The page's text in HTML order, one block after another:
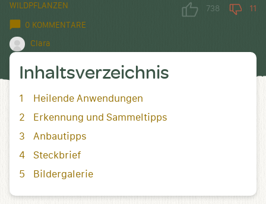
WILDPFLANZEN
0 KOMMENTARE
Clara
738 11
Inhaltsverzeichnis
Heilende Anwendungen
Erkennung und Sammeltipps
Anbautipps
Steckbrief
Bildergalerie